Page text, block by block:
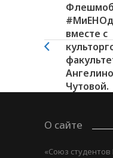
Флешмоб
вместе с
Чутовой.
О сайте
«Союз студентов